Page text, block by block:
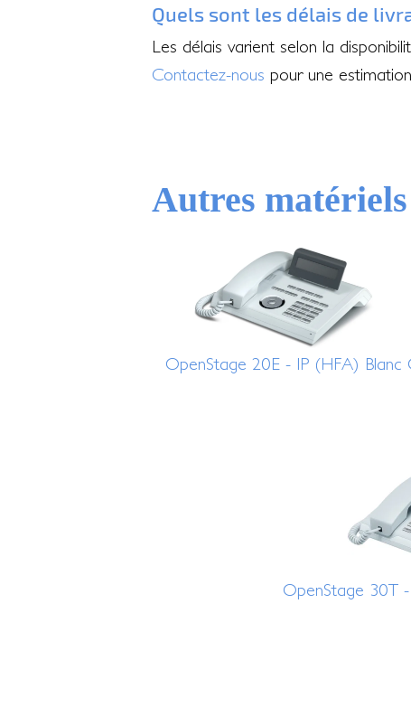
Quels sont les délais de
Les délais varient selon la
Contactez-nous pour une
Autres matériels
OpenStage 20E - IP (HFA) Blanc
OpenStage 30T